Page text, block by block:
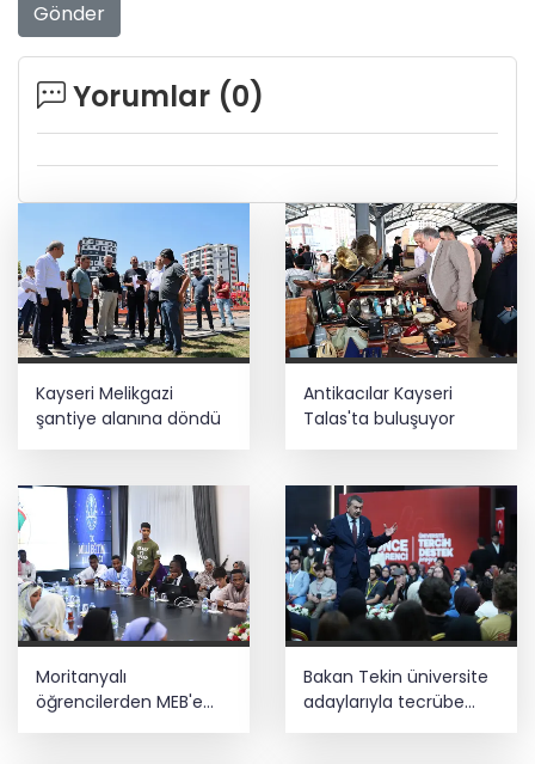
Gönder
Yorumlar (0)
Kayseri Melikgazi
şantiye alanına döndü
Antikacılar Kayseri
Talas'ta buluşuyor
Moritanyalı
öğrencilerden MEB'e
Bakan Tekin üniversite
adaylarıyla tecrübe